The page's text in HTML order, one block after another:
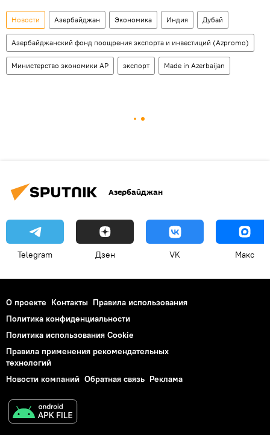
Новости Азербайджан Экономика Индия Дубай
Азербайджанский фонд поощрения экспорта и инвестиций (Azpromo)
Министерство экономики АР экспорт Made in Azerbaijan
Азербайджан
Telegram Дзен VK Макс
О проекте Контакты Правила использования
Политика конфиденциальности
Политика использования Cookie
Правила применения рекомендательных
технологий
Новости компаний Обратная связь Реклама